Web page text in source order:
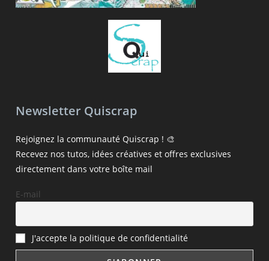
Newsletter Quiscrap
Rejoignez la communauté Quiscrap ! 🎨
Recevez nos tutos, idées créatives et offres exclusives
directement dans votre boîte mail
E-mail
J'accepte la politique de confidentialité